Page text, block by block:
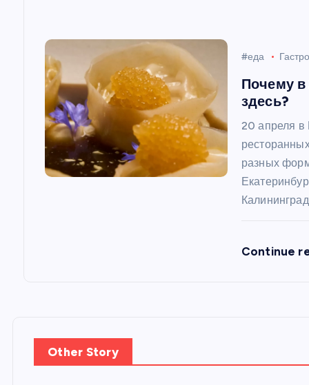
#еда
Почему в
здесь?
20 апреля в
разных
Continue
Other Story